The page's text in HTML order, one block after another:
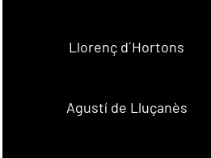
Llorenç d´Hortons
Agustí de Lluçanès